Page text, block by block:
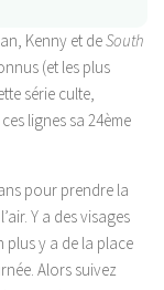
Kenny et deSouth
(et les plus
série culte,
lignes sa 24ème
pour prendre la
Y a des visages
plus y a de la place
Alors suivez